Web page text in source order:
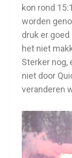
kon rond
worden
druk er
het niet
Sterker nog,
niet door
veranderen